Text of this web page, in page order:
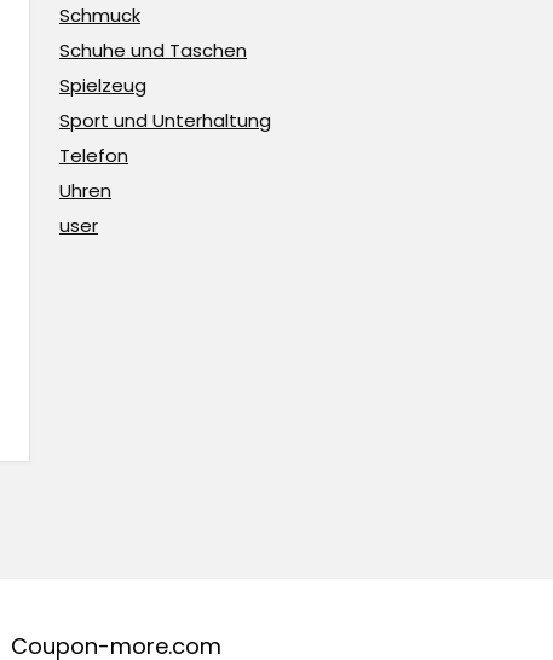
Schmuck
Schuhe und Taschen
Spielzeug
Sport und Unterhaltung
Telefon
Uhren
user
Coupon-more.com